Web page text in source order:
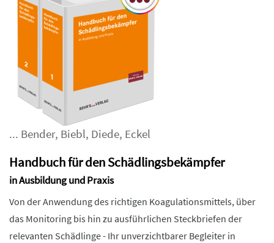
... Bender, Biebl, Diede, Eckel
Handbuch für den Schädlingsbekämpfer
in Ausbildung und Praxis
Von der Anwendung des richtigen Koagulationsmittels, über
das Monitoring bis hin zu ausführlichen Steckbriefen der
relevanten Schädlinge - Ihr unverzichtbarer Begleiter in